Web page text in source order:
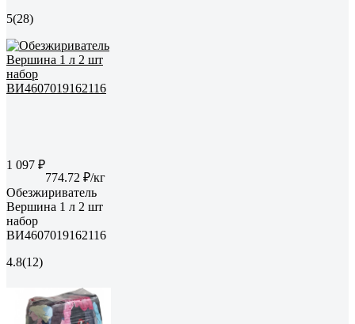
5(28)
1 097 ₽
774.72 ₽/кг
Обезжириватель
Вершина 1 л 2 шт
набор
ВИ4607019162116
4.8(12)